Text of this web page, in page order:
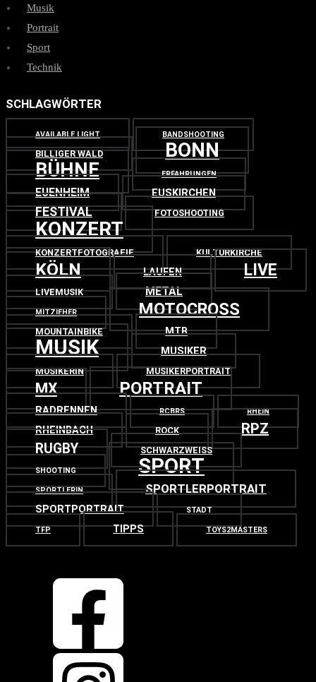
Musik
Portrait
Sport
Technik
SCHLAGWÖRTER
AVAILABLE LIGHT BANDSHOOTING
BILLIGER WALD BONN
BÜHNE ERFAHRUNGEN
EUENHEIM EUSKIRCHEN
FESTIVAL FOTOSHOOTING
KONZERT
KONZERTFOTOGRAFIE KULTURKIRCHE
KÖLN LAUFEN LIVE
LIVEMUSIK METAL
MITZIEHER MOTOCROSS
MOUNTAINBIKE MTB
MUSIK MUSIKER
MUSIKERIN MUSIKERPORTRAIT
MX PORTRAIT
RADRENNEN RCBRS RHEIN
RHEINBACH ROCK RPZ
RUGBY SCHWARZWEISS
SHOOTING SPORT
SPORTLERIN SPORTLERPORTRAIT
SPORTPORTRAIT STADT
TFP TIPPS TOYS2MASTERS
OBEN